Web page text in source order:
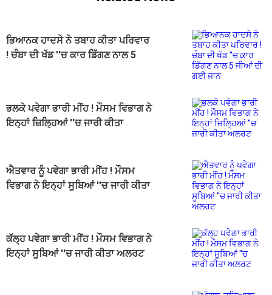
ਭਿਆਨਕ ਹਾਦਸੇ ਨੇ ਤਬਾਹ ਕੀਤਾ ਪਰਿਵਾਰ
! ਚੰਬਾ ਦੀ ਖੱਡ ''ਚ ਕਾਰ ਡਿੱਗਣ ਨਾਲ 5
ਭਲਕੇ ਪਵੇਗਾ ਭਾਰੀ ਮੀਂਹ ! ਮੌਸਮ ਵਿਭਾਗ ਨੇ
ਇਨ੍ਹਾਂ ਜ਼ਿਲ੍ਹਿਆਂ ''ਚ ਜਾਰੀ ਕੀਤਾ
ਐਤਵਾਰ ਨੂੰ ਪਵੇਗਾ ਭਾਰੀ ਮੀਂਹ ! ਮੌਸਮ
ਵਿਭਾਗ ਨੇ ਇਨ੍ਹਾਂ ਸੂਬਿਆਂ ''ਚ ਜਾਰੀ ਕੀਤਾ
ਕੱਲ੍ਹ ਪਵੇਗਾ ਭਾਰੀ ਮੀਂਹ ! ਮੌਸਮ ਵਿਭਾਗ ਨੇ
ਇਨ੍ਹਾਂ ਸੂਬਿਆਂ ''ਚ ਜਾਰੀ ਕੀਤਾ ਅਲਰਟ